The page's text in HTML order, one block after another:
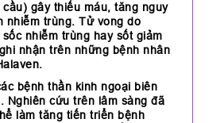
gây thiếu máu, tăng nguy
nhiễm trùng. Tử vong do
nhiễm trùng hay sốt giảm
nhận trên những bệnh nhân
bệnh thần kinh ngoại biên
Nghiên cứu trên lâm sàng đã
làm tăng tiến triển bệnh